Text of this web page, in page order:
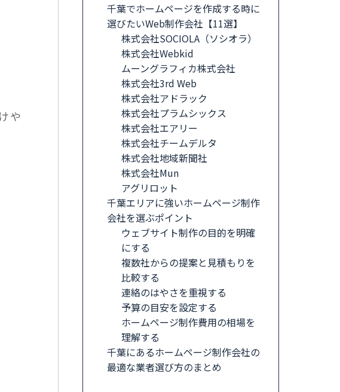
や
千葉でホームページを作成する時に
選びたいWeb制作会社【11選】
株式会社SOCIOLA（ソシオラ）
株式会社Webkid
ムーングラフィカ株式会社
株式会社3rd Web
株式会社アドラック
株式会社プラムシックス
株式会社エアリー
株式会社チームデルタ
株式会社地域新聞社
株式会社Mun
アグリロット
千葉エリアに強いホームページ制作
会社を選ぶポイント
ウェブサイト制作の目的を明確
にする
複数社からの提案と見積もりを
比較する
連絡のはやさを重視する
予算の目安を設定する
ホームページ制作費用の相場を
理解する
千葉にあるホームページ制作会社の
最適な業者選び方のまとめ